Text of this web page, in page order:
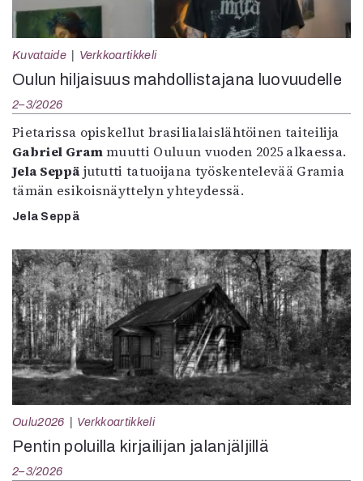
Kuvataide Verkkoartikkeli
Oulun hiljaisuus mahdollistajana luovuudelle
2–3/2026
Pietarissa opiskellut brasilialaislähtöinen taiteilija
Gabriel Grammuutti Ouluun vuoden 2025 alkaessa.
Jela Seppä jututti tatuoijana työskentelevää Gramia
tämän esikoisnäyttelyn yhteydessä.
Jela Seppä
Oulu2026 Verkkoartikkeli
Pentin poluilla kirjailijan jalanjäljillä
2–3/2026